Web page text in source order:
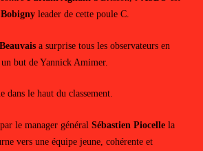
Bobignyleader de cette poule C.
a surprise tous les observateurs en
but de Yannick Amimer.
dans le haut du classement.
le manager général Sébastien Piocellela
vers une équipe jeune, cohérente et